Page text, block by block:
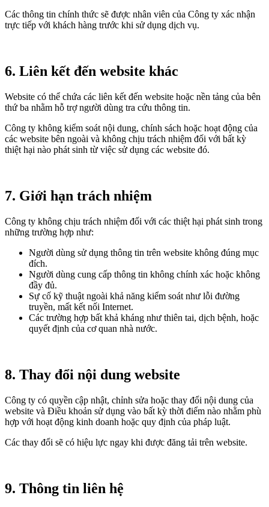
Các thông tin chính thức sẽ được nhân viên của Công ty xác nhận
trực tiếp với khách hàng trước khi sử dụng dịch vụ.
6. Liên kết đến website khác
Website có thể chứa các liên kết đến website hoặc nền tảng của bên
thứ ba nhằm hỗ trợ người dùng tra cứu thông tin.
Công ty không kiểm soát nội dung, chính sách hoặc hoạt động của
các website bên ngoài và không chịu trách nhiệm đối với bất kỳ
thiệt hại nào phát sinh từ việc sử dụng các website đó.
7. Giới hạn trách nhiệm
Công ty không chịu trách nhiệm đối với các thiệt hại phát sinh trong
những trường hợp như:
Người dùng sử dụng thông tin trên website không đúng mục
đích.
Người dùng cung cấp thông tin không chính xác hoặc không
đầy đủ.
Sự cố kỹ thuật ngoài khả năng kiểm soát như lỗi đường
truyền, mất kết nối Internet.
Các trường hợp bất khả kháng như thiên tai, dịch bệnh, hoặc
quyết định của cơ quan nhà nước.
8. Thay đổi nội dung website
Công ty có quyền cập nhật, chỉnh sửa hoặc thay đổi nội dung của
website và Điều khoản sử dụng vào bất kỳ thời điểm nào nhằm phù
hợp với hoạt động kinh doanh hoặc quy định của pháp luật.
Các thay đổi sẽ có hiệu lực ngay khi được đăng tải trên website.
9. Thông tin liên hệ